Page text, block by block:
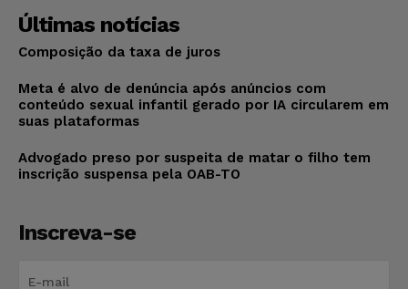
Últimas notícias
Composição da taxa de juros
Meta é alvo de denúncia após anúncios com
conteúdo sexual infantil gerado por IA circularem em
suas plataformas
Advogado preso por suspeita de matar o filho tem
inscrição suspensa pela OAB-TO
Inscreva-se